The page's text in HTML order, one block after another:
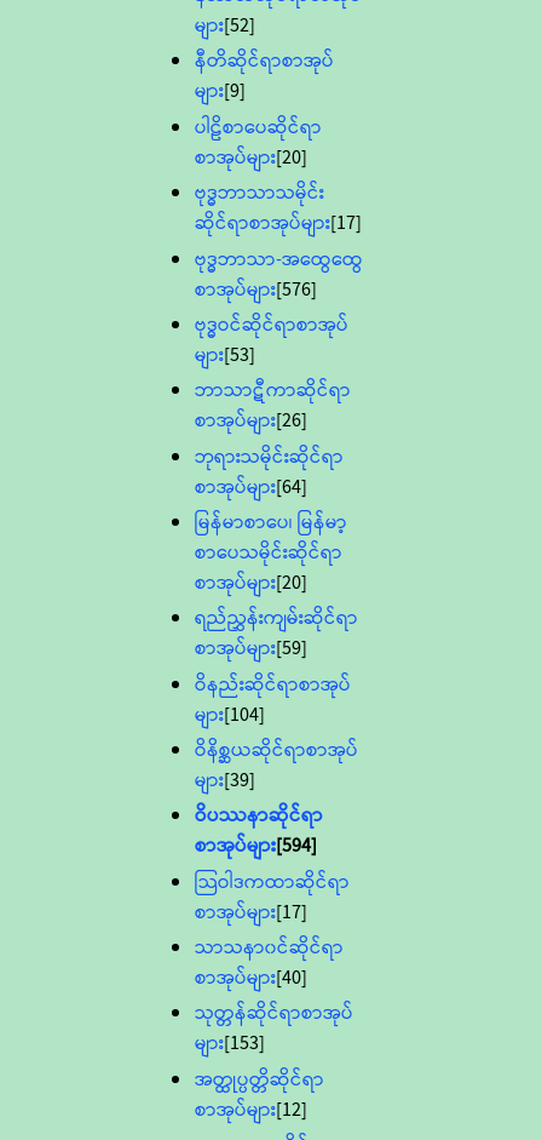
များ[52]
နီတိဆိုင်ရာစာအုပ်
များ[9]
ပါဠိစာပေဆိုင်ရာ
စာအုပ်များ[20]
ဗုဒ္ဓဘာသာသမိုင်း
ဆိုင်ရာစာအုပ်များ[17]
ဗုဒ္ဓဘာသာ-အထွေထွေ
စာအုပ်များ[576]
ဗုဒ္ဓဝင်ဆိုင်ရာစာအုပ်
များ[53]
ဘာသာဋီကာဆိုင်ရာ
စာအုပ်များ[26]
ဘုရားသမိုင်းဆိုင်ရာ
စာအုပ်များ[64]
မြန်မာစာပေ၊ မြန်မာ့
စာပေသမိုင်းဆိုင်ရာ
စာအုပ်များ[20]
ရည်ညွှန်းကျမ်းဆိုင်ရာ
စာအုပ်များ[59]
ဝိနည်းဆိုင်ရာစာအုပ်
များ[104]
ဝိနိစ္ဆယဆိုင်ရာစာအုပ်
များ[39]
ဝိပဿနာဆိုင်ရာ
စာအုပ်များ[594]
သြဝါဒကထာဆိုင်ရာ
စာအုပ်များ[17]
သာသနာ၀င်ဆိုင်ရာ
စာအုပ်များ[40]
သုတ္တန်ဆိုင်ရာစာအုပ်
များ[153]
အတ္ထုပ္ပတ္တိဆိုင်ရာ
စာအုပ်များ[12]